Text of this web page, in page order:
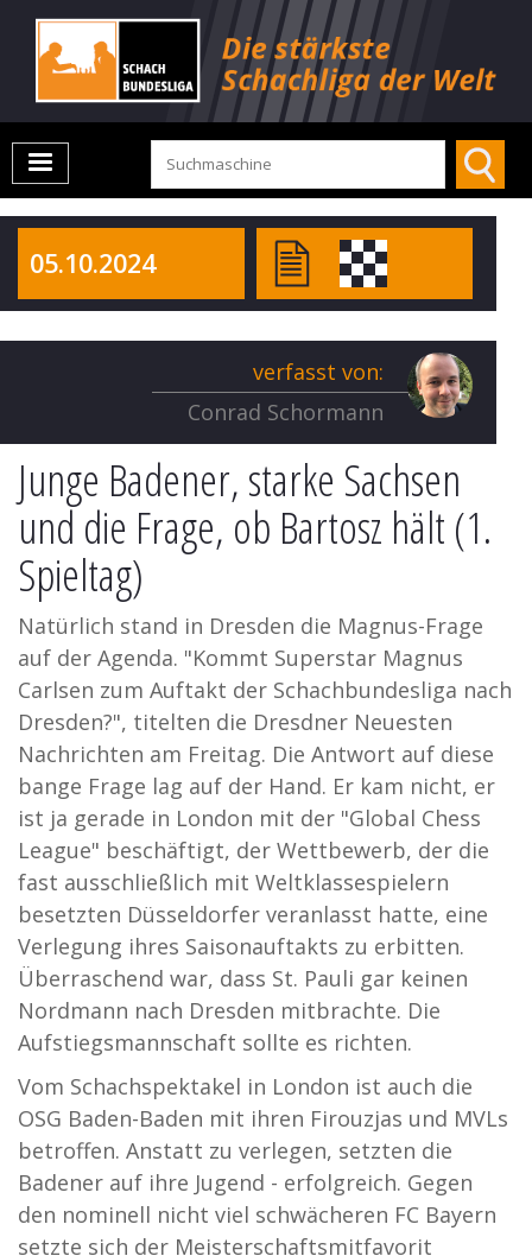
05.10.2024
verfasst von:
Conrad Schormann
Junge Badener, starke Sachsen
und die Frage, ob Bartosz hält (1.
Spieltag)
Natürlich stand in Dresden die Magnus-Frage
auf der Agenda. "Kommt Superstar Magnus
Carlsen zum Auftakt der Schachbundesliga nach
Dresden?", titelten die Dresdner Neuesten
Nachrichten am Freitag. Die Antwort auf diese
bange Frage lag auf der Hand. Er kam nicht, er
ist ja gerade in London mit der "Global Chess
League" beschäftigt, der Wettbewerb, der die
fast ausschließlich mit Weltklassespielern
besetzten Düsseldorfer veranlasst hatte, eine
Verlegung ihres Saisonauftakts zu erbitten.
Überraschend war, dass St. Pauli gar keinen
Nordmann nach Dresden mitbrachte. Die
Aufstiegsmannschaft sollte es richten.
Vom Schachspektakel in London ist auch die
OSG Baden-Baden mit ihren Firouzjas und MVLs
betroffen. Anstatt zu verlegen, setzten die
Badener auf ihre Jugend - erfolgreich. Gegen
den nominell nicht viel schwächeren FC Bayern
setzte sich der Meisterschaftsmitfavorit